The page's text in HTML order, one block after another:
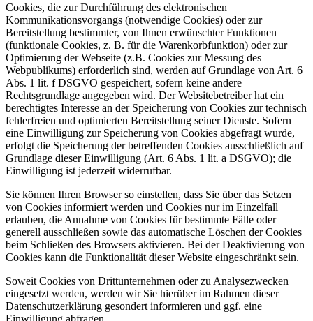
Cookies, die zur Durchführung des elektronischen
Kommunikationsvorgangs (notwendige Cookies) oder zur
Bereitstellung bestimmter, von Ihnen erwünschter Funktionen
(funktionale Cookies, z. B. für die Warenkorbfunktion) oder zur
Optimierung der Webseite (z.B. Cookies zur Messung des
Webpublikums) erforderlich sind, werden auf Grundlage von Art. 6
Abs. 1 lit. f DSGVO gespeichert, sofern keine andere
Rechtsgrundlage angegeben wird. Der Websitebetreiber hat ein
berechtigtes Interesse an der Speicherung von Cookies zur technisch
fehlerfreien und optimierten Bereitstellung seiner Dienste. Sofern
eine Einwilligung zur Speicherung von Cookies abgefragt wurde,
erfolgt die Speicherung der betreffenden Cookies ausschließlich auf
Grundlage dieser Einwilligung (Art. 6 Abs. 1 lit. a DSGVO); die
Einwilligung ist jederzeit widerrufbar.
Sie können Ihren Browser so einstellen, dass Sie über das Setzen
von Cookies informiert werden und Cookies nur im Einzelfall
erlauben, die Annahme von Cookies für bestimmte Fälle oder
generell ausschließen sowie das automatische Löschen der Cookies
beim Schließen des Browsers aktivieren. Bei der Deaktivierung von
Cookies kann die Funktionalität dieser Website eingeschränkt sein.
Soweit Cookies von Drittunternehmen oder zu Analysezwecken
eingesetzt werden, werden wir Sie hierüber im Rahmen dieser
Datenschutzerklärung gesondert informieren und ggf. eine
Einwilligung abfragen.